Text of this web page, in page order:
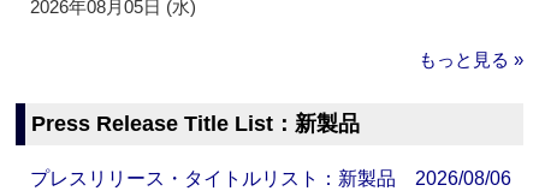
2026年08月05日 (水)
もっと見る »
Press Release Title List：新製品
プレスリリース・タイトルリスト：新製品 2026/08/06